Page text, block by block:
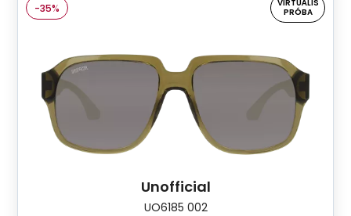
-35%
VIRTUÁLIS
PRÓBA
Unofficial
UO6185 002